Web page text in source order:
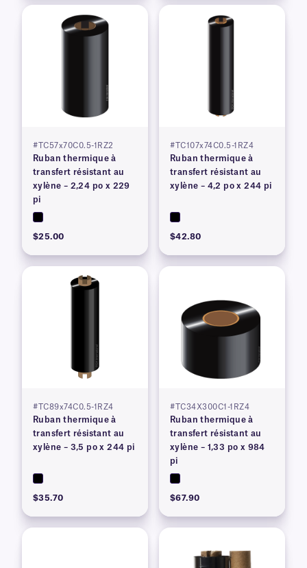
#TC57x70C0.5-1RZ2
Ruban thermique à
transfert résistant au
xylène – 2,24 po x 229
pi
$25.00
#TC107x74C0.5-1RZ4
Ruban thermique à
transfert résistant au
xylène – 4,2 po x 244 pi
$42.80
#TC89x74C0.5-1RZ4
Ruban thermique à
transfert résistant au
xylène – 3,5 po x 244 pi
$35.70
#TC34X300C1-1RZ4
Ruban thermique à
transfert résistant au
xylène – 1,33 po x 984
pi
$67.90